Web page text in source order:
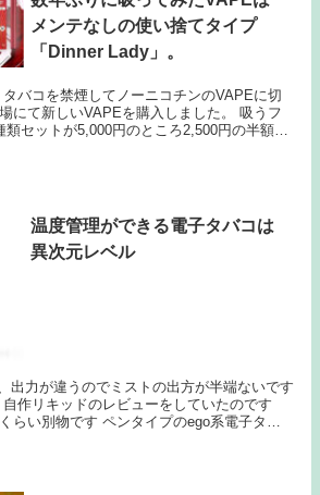
メンテなしの使い捨てタイプ
「Dinner Lady」。
て新しいVAPEを購入しました。 吸うフ
類セットが5,000円のところ2,500円の半額で
温度管理ができる電子タバコは
異次元レベル
ンタイプのego系電子タバ